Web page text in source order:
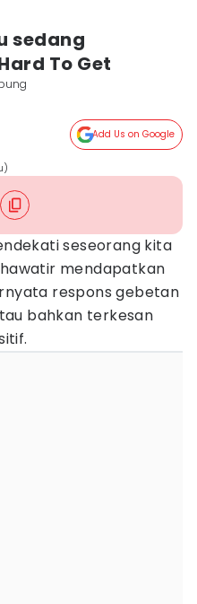
sedang
To Get
Add Us on Google
seseorang kita
mendapatkan
respons gebetan
bahkan terkesan